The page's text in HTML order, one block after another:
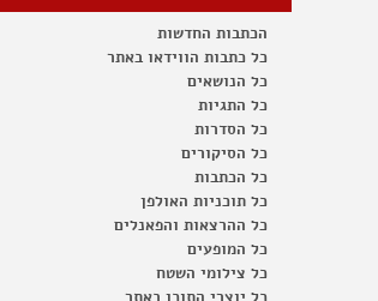
הכתבות החדשות
כל כתבות הווידאו באתר
כל הנושאים
כל התגיות
כל הסדרות
כל הסיקורים
כל הכתבות
כל תוכניות האולפן
כל ההרצאות והפאנלים
כל המופעים
כל צילומי השטח